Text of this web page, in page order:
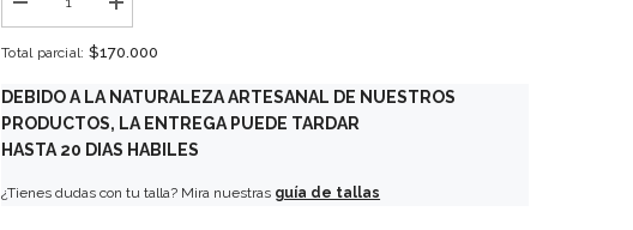
Disminuir
cantidad
para
R
A
aumentar
la
cantidad
E
R
Total parcial: $170.000
DEBIDO A LA NATURALEZA ARTESANAL DE NUESTROS
PRODUCTOS, LA ENTREGA PUEDE TARDAR
HASTA 20 DIAS HABILES
¿Tienes dudas con tu talla? Mira nuestras guía de tallas